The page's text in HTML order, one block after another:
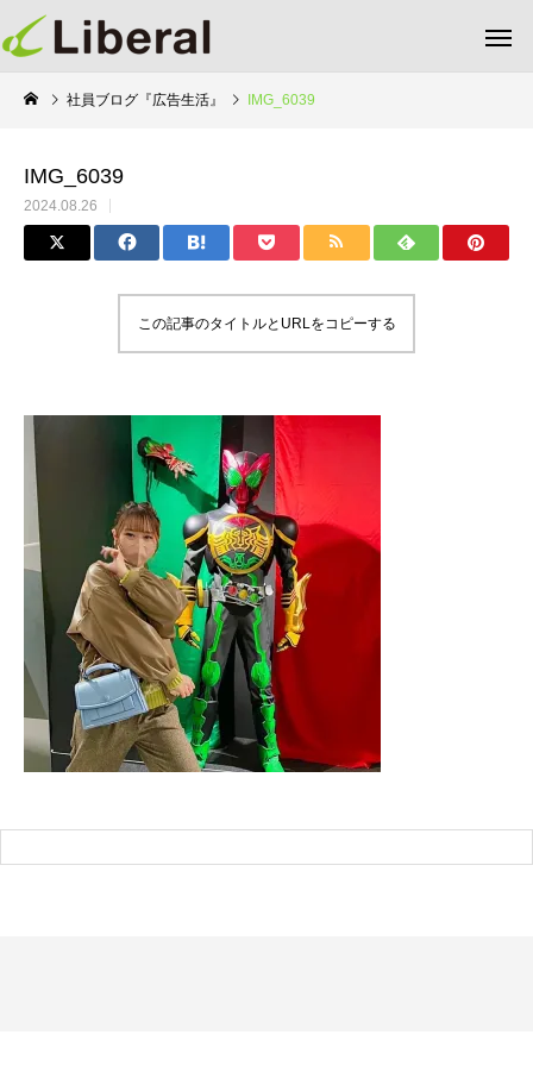
社員ブログ『広告生活』 IMG_6039
IMG_6039
2024.08.26
この記事のタイトルとURLをコピーする